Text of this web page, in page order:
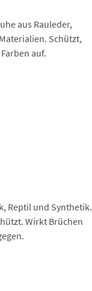
aus Rauleder,
Schützt,
auf.
Reptil und Synthetik.
Wirkt Brüchen